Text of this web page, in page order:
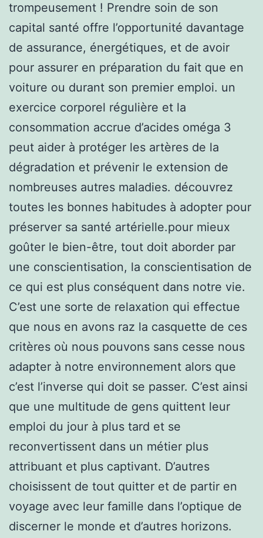
trompeusement ! Prendre soin de son
capital santé offre l’opportunité davantage
de assurance, énergétiques, et de avoir
pour assurer en préparation du fait que en
voiture ou durant son premier emploi. un
exercice corporel régulière et la
consommation accrue d’acides oméga 3
peut aider à protéger les artères de la
dégradation et prévenir le extension de
nombreuses autres maladies. découvrez
toutes les bonnes habitudes à adopter pour
préserver sa santé artérielle.pour mieux
goûter le bien-être, tout doit aborder par
une conscientisation, la conscientisation de
ce qui est plus conséquent dans notre vie.
C’est une sorte de relaxation qui effectue
que nous en avons raz la casquette de ces
critères où nous pouvons sans cesse nous
adapter à notre environnement alors que
c’est l’inverse qui doit se passer. C’est ainsi
que une multitude de gens quittent leur
emploi du jour à plus tard et se
reconvertissent dans un métier plus
attribuant et plus captivant. D’autres
choisissent de tout quitter et de partir en
voyage avec leur famille dans l’optique de
discerner le monde et d’autres horizons.